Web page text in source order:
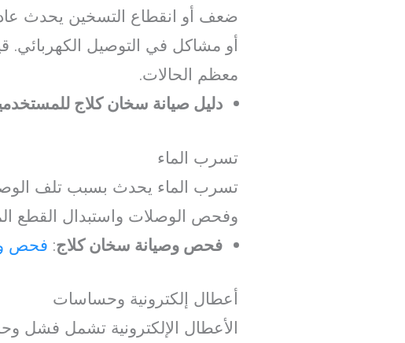
ضعف أو انقطاع التسخين يحدث
أو مشاكل في التوصيل
معظم الحالات.
دليل صيانة سخان كلاج
تسرب الماء
تسرب الماء يحدث بسبب تلف
وفحص الوصلات واستبدال القطع
فحص وصيانة سخان كلاج: فحص
أعطال إلكترونية وحساسات
الأعطال الإلكترونية تشمل فشل